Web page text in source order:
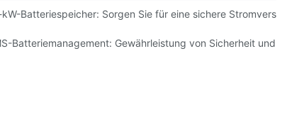
Energien
kW-Batteriespeicher: Sorgen Sie für eine sichere
Batteriemanagement: Gewährleistung von Sicherheit und